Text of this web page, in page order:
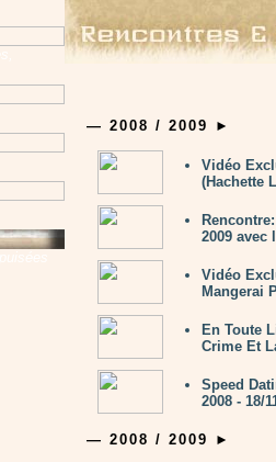
— 2008 / 2009 ►
Vidéo
(Hachette
2009
Vidéo
Mangerai
En Toute
Crime Et
Speed
2008 - 18/
— 2008 / 2009 ►